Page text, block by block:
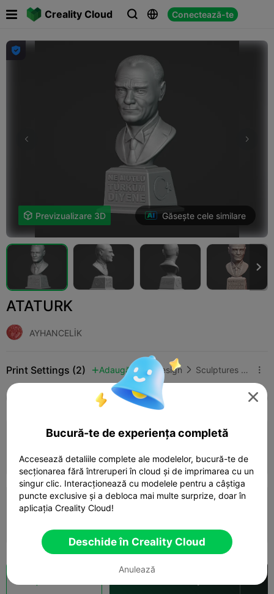
Creality Cloud   Conectează-te
 

 Previzualizare 3D Găsește cele similare

ATATURK
AYHANCELİK
Print Settings (2)  Adaugă Art & Design  Sculptures & Artworks 
K2 Plus K2 Pro
0.2mm layer, 2 walls, 15% infill
Autor  01h 26m  1 plates  56.08g
0.2mm layer, 3 walls, 15% infill


Bucură-te de experiența completă
Accesează detaliile complete ale modelelor, bucură-te de
secționarea fără întreruperi în cloud și de imprimarea cu un
singur clic. Interacționează cu modelele pentru a câștiga
puncte exclusive și a debloca mai multe surprize, doar în
aplicația Creality Cloud!
Deschide în Creality Cloud
Anulează